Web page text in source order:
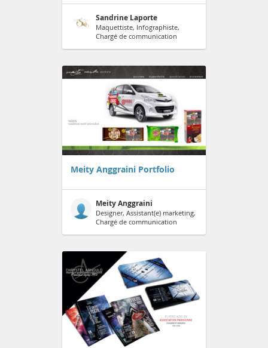
Sandrine Laporte
Maquettiste, Infographiste,
Chargé de communication
Meity Anggraini Portfolio
Meity Anggraini
Designer, Assistant(e) marketing,
Chargé de communication